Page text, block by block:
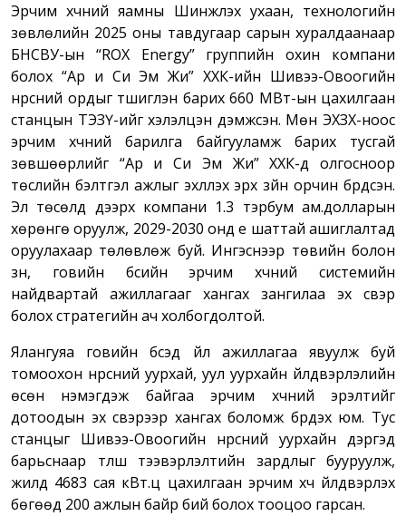
Эрчим хүчний яамны Шинжлэх ухаан, технологийн
зөвлөлийн 2025 оны тавдугаар сарын хуралдаанаар
БНСВУ-ын “ROX Energy” группийн охин компани
болох “Ар и Си Эм Жи” ХХК-ийн Шивээ-Овоогийн
нүүрсний ордыг түшиглэн барих 660 МВт-ын цахилгаан
станцын ТЭЗҮ-ийг хэлэлцэн дэмжсэн. Мөн ЭХЗХ-ноос
эрчим хүчний барилга байгууламж барих тусгай
зөвшөөрлийг “Ар и Си Эм Жи” ХХК-д олгосноор
төслийн бэлтгэл ажлыг эхлүүлэх эрх зүйн орчин бүрдсэн.
Эл төсөлд дээрх компани 1.3 тэрбум ам.долларын
хөрөнгө оруулж, 2029-2030 онд үе шаттай ашиглалтад
оруулахаар төлөвлөж буй. Ингэснээр төвийн болон
зүүн, говийн бүсийн эрчим хүчний системийн
найдвартай ажиллагааг хангах зангилаа эх үүсвэр
болох стратегийн ач холбогдолтой.
Ялангуяа говийн бүсэд үйл ажиллагаа явуулж буй
томоохон нүүрсний уурхай, уул уурхайн үйлдвэрлэлийн
өсөн нэмэгдэж байгаа эрчим хүчний эрэлтийг
дотоодын эх үүсвэрээр хангах боломж бүрдэх юм. Тус
станцыг Шивээ-Овоогийн нүүрсний уурхайн дэргэд
барьснаар түлш тээвэрлэлтийн зардлыг бууруулж,
жилд 4683 сая кВт.ц цахилгаан эрчим хүч үйлдвэрлэх
бөгөөд 200 ажлын байр бий болох тооцоо гарсан.